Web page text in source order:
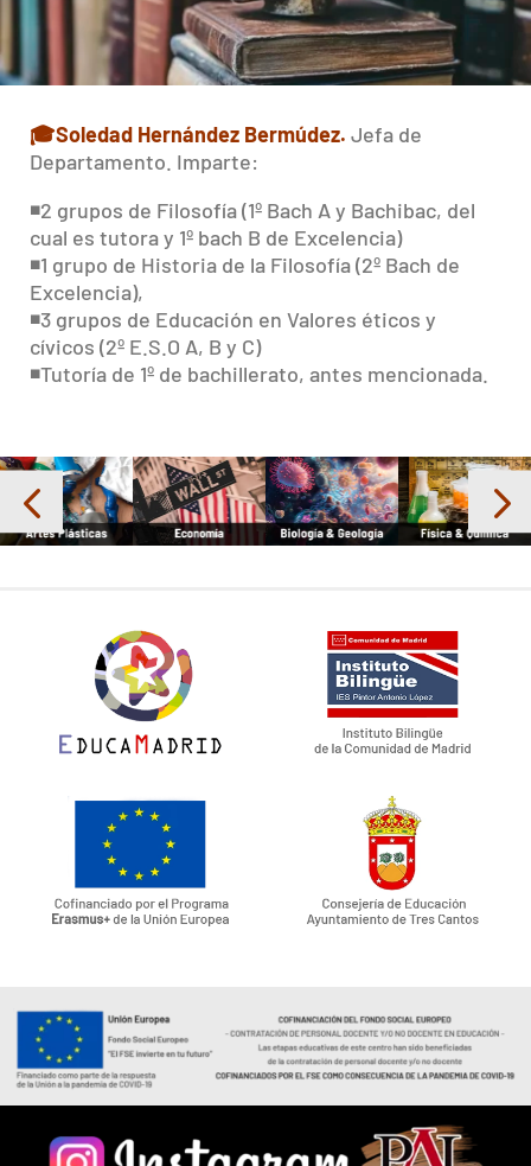
🎓Soledad Hernández Bermúdez. Jefa de
Departamento. Imparte:
◾️2 grupos de Filosofía (1º Bach A y Bachibac, del
cual es tutora y 1º bach B de Excelencia)
◾️1 grupo de Historia de la Filosofía (2º Bach de
Excelencia),
◾️3 grupos de Educación en Valores éticos y
cívicos (2º E.S.O A, B y C)
◾️Tutoría de 1º de bachillerato, antes mencionada.